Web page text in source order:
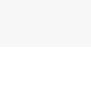
из шлифованной
фурнитура и